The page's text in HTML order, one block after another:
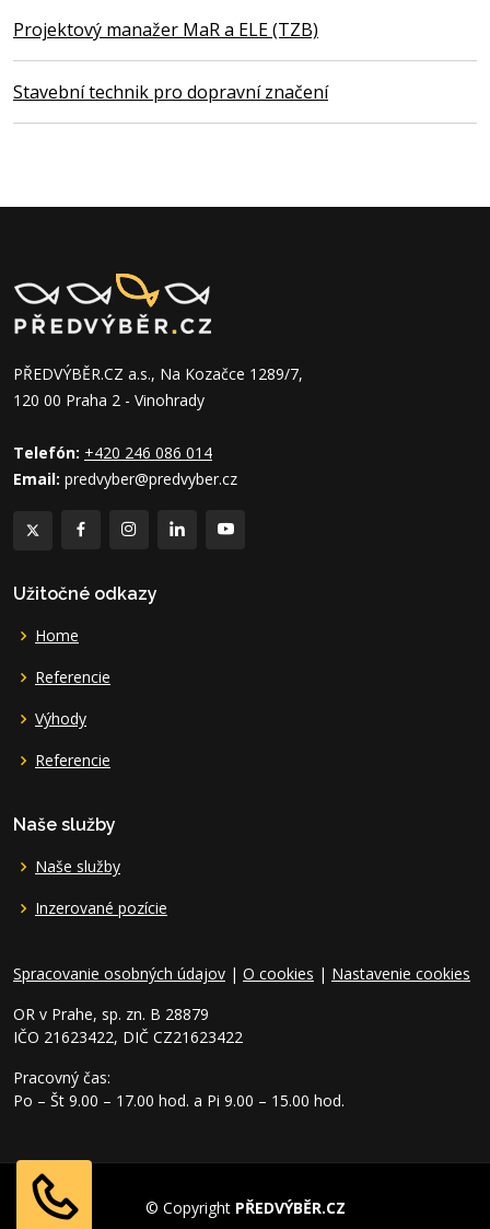
Projektový manažer MaR a ELE (TZB)
Stavební technik pro dopravní značení
PŘEDVÝBĚR.CZ a.s., Na Kozačce 1289/7,
120 00 Praha 2 - Vinohrady
Telefón: +420 246 086 014
Email: predvyber@predvyber.cz
Užitočné odkazy
Home
Referencie
Výhody
Referencie
Naše služby
Naše služby
Inzerované pozície
Spracovanie osobných údajov | O cookies | Nastavenie cookies
OR v Prahe, sp. zn. B 28879
IČO 21623422, DIČ CZ21623422
Pracovný čas:
Po – Št 9.00 – 17.00 hod. a Pi 9.00 – 15.00 hod.
© Copyright PŘEDVÝBĚR.CZ